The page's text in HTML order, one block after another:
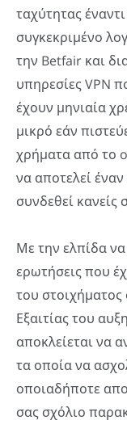
ταχύτητας
συγκεκριμένο
την Betfair και
υπηρεσίες VPN
έχουν μηνιαία
μικρό εάν
χρήματα από το
να αποτελεί
συνδεθεί κανείς
Με την ελπίδα
ερωτήσεις που
του
Εξαιτίας του
αποκλείεται να
τα οποία να
οποιαδήποτε
σας σχόλιο